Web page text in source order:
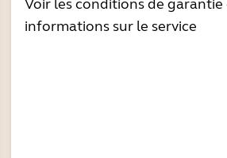
Voir les conditions de garantie
informations sur le service